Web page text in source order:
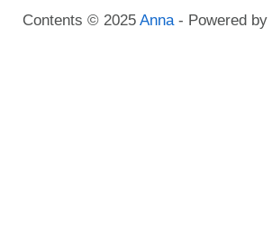
Contents © 2025 Anna - Powered by